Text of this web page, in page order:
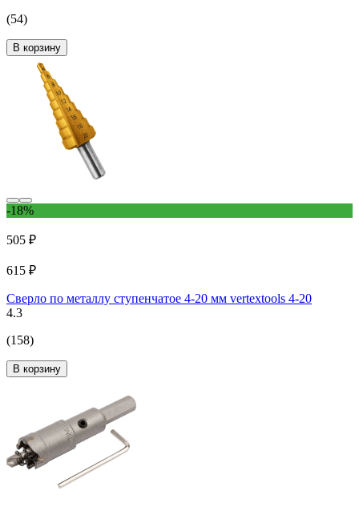
(54)
В корзину
-18%
505 ₽
615 ₽
Сверло по металлу ступенчатое 4-20 мм vertextools 4-20
4.3
(158)
В корзину